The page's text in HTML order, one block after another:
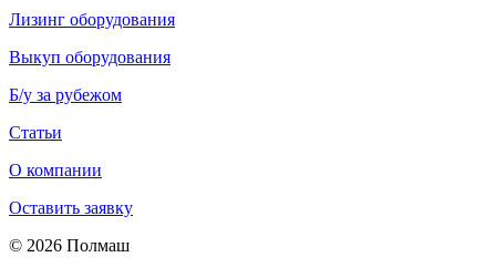
Лизинг оборудования
Выкуп оборудования
Б/у за рубежом
Статьи
О компании
Оставить заявку
© 2026 Полмаш